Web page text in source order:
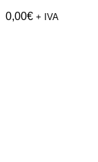
0,00€ + IVA